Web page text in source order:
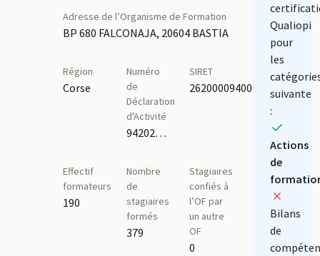
Adresse de l’Organisme de Formation
BP 680 FALCONAJA, 20604 BASTIA
Région
Corse
Numéro
de
Déclaration
d'Activité
94202097320
SIRET
26200009400066
Effectif
formateurs
190
Nombre
de
stagiaires
formés
379
Stagiaires
confiés à
l’OF par
un autre
OF
0
Qualiopi
pour
les
suivante
:
Actions
de
Bilans
de